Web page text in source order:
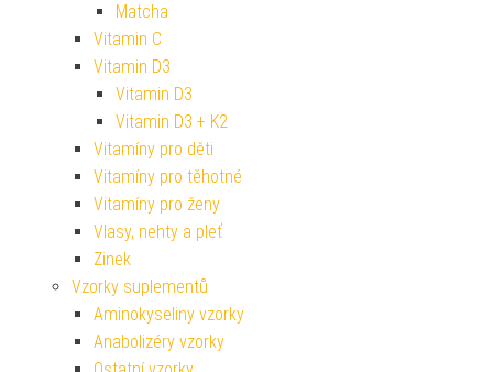
Matcha
Vitamin C
Vitamin D3
Vitamin D3
Vitamin D3 + K2
Vitamíny pro děti
Vitamíny pro těhotné
Vitamíny pro ženy
Vlasy, nehty a pleť
Zinek
Vzorky suplementů
Aminokyseliny vzorky
Anabolizéry vzorky